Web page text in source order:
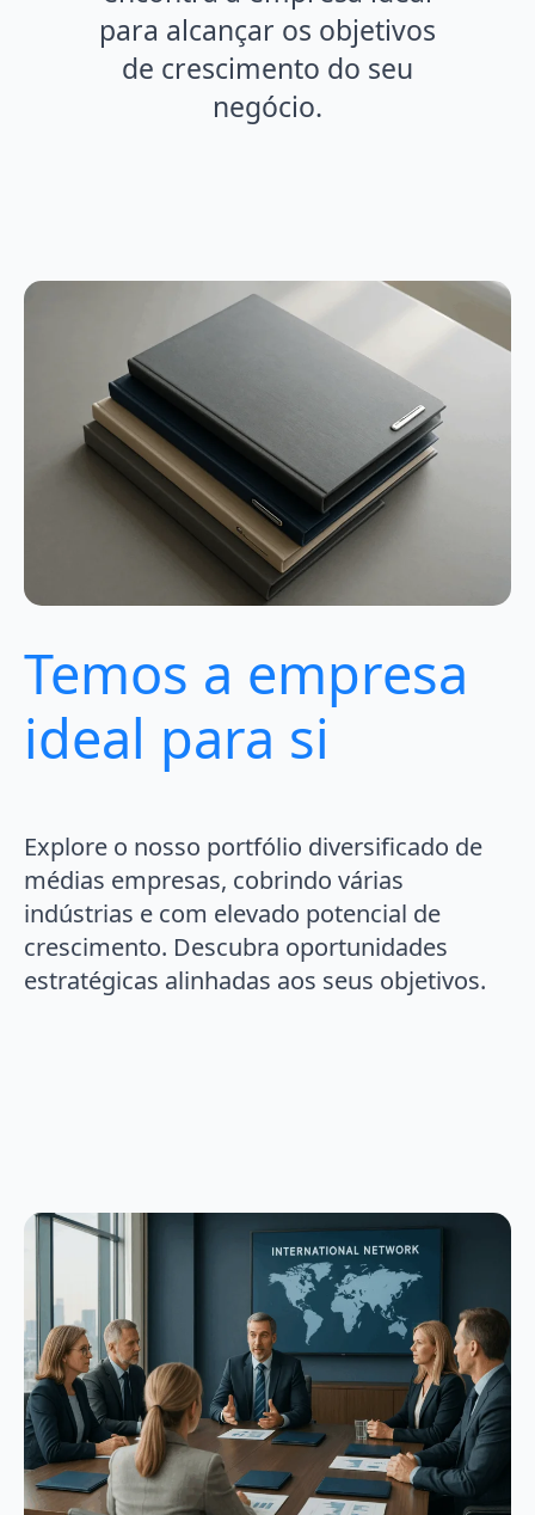
para alcançar os objetivos
de crescimento do seu
negócio.
Temos a empresa
ideal para si
Explore o nosso portfólio diversificado de
médias empresas, cobrindo várias
indústrias e com elevado potencial de
crescimento. Descubra oportunidades
estratégicas alinhadas aos seus objetivos.